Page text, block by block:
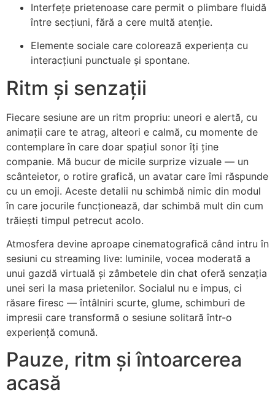
Interfețe prietenoase care permit o plimbare fluidă
între secțiuni, fără a cere multă atenție.
Elemente sociale care colorează experiența cu
interacțiuni punctuale și spontane.
Ritm și senzații
Fiecare sesiune are un ritm propriu: uneori e alertă, cu
animații care te atrag, alteori e calmă, cu momente de
contemplare în care doar spațiul sonor îți ține
companie. Mă bucur de micile surprize vizuale — un
scânteietor, o rotire grafică, un avatar care îmi răspunde
cu un emoji. Aceste detalii nu schimbă nimic din modul
în care jocurile funcționează, dar schimbă mult din cum
trăiești timpul petrecut acolo.
Atmosfera devine aproape cinematografică când intru în
sesiuni cu streaming live: luminile, vocea moderată a
unui gazdă virtuală și zâmbetele din chat oferă senzația
unei seri la masa prietenilor. Socialul nu e impus, ci
răsare firesc — întâlniri scurte, glume, schimburi de
impresii care transformă o sesiune solitară într-o
experiență comună.
Pauze, ritm și întoarcerea
acasă